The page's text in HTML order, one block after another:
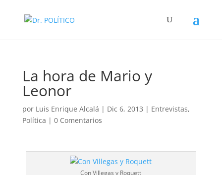
La hora de Mario y
Leonor
por Luis Enrique Alcalá | Dic 6, 2013 | Entrevistas,
Política | 0 Comentarios
Con Villegas y Roquett